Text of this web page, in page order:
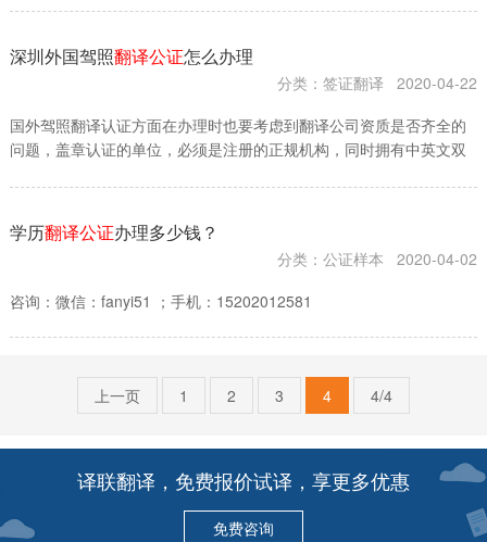
深圳外国驾照翻译公证怎么办理
分类：签证翻译
2020-04-22
国外驾照翻译认证方面在办理时也要考虑到翻译公司资质是否齐全的
问题，盖章认证的单位，必须是注册的正规机构，同时拥有中英文双
学历翻译公证办理多少钱？
分类：公证样本
2020-04-02
咨询：微信：fanyi51 ；手机：15202012581
上一页 1 2 3 4 4/4
译联翻译，免费报价试译，享更多优惠
免费咨询